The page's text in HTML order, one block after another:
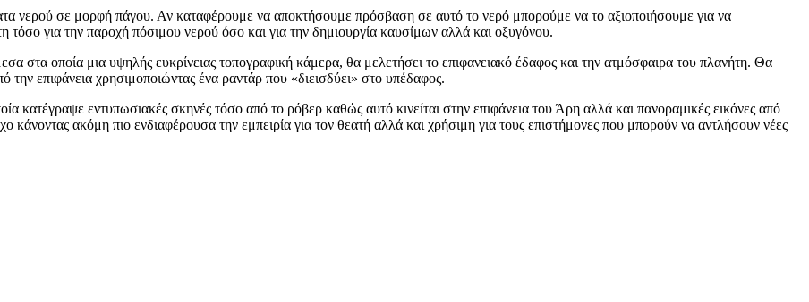
νερού σε μορφή πάγου. Αν καταφέρουμε να αποκτήσουμε πρόσβαση σε αυτό το νερό μπορούμε να το αξιοποιήσουμε για να
για την παροχή πόσιμου νερού όσο και για την δημιουργία καυσίμων αλλά και οξυγόνου.
στα οποία μια υψηλής ευκρίνειας τοπογραφική κάμερα, θα μελετήσει το επιφανειακό έδαφος και την ατμόσφαιρα του πλανήτη. Θα
επιφάνεια χρησιμοποιώντας ένα ραντάρ που «διεισδύει» στο υπέδαφος.
κατέγραψε εντυπωσιακές σκηνές τόσο από το ρόβερ καθώς αυτό κινείται στην επιφάνεια του Άρη αλλά και πανοραμικές εικόνες από
κάνοντας ακόμη πιο ενδιαφέρουσα την εμπειρία για τον θεατή αλλά και χρήσιμη για τους επιστήμονες που μπορούν να αντλήσουν νέες